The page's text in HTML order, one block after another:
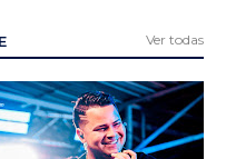
Ver todas